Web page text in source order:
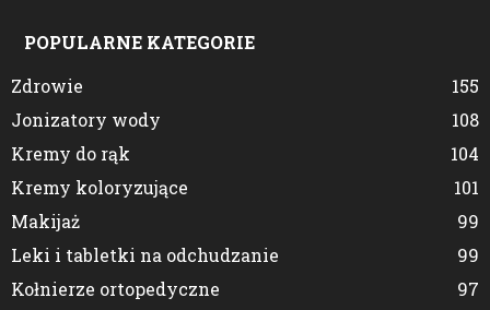
POPULARNE KATEGORIE
Zdrowie
155
Jonizatory wody
108
Kremy do rąk
104
Kremy koloryzujące
101
Makijaż
99
Leki i tabletki na odchudzanie
99
Kołnierze ortopedyczne
97